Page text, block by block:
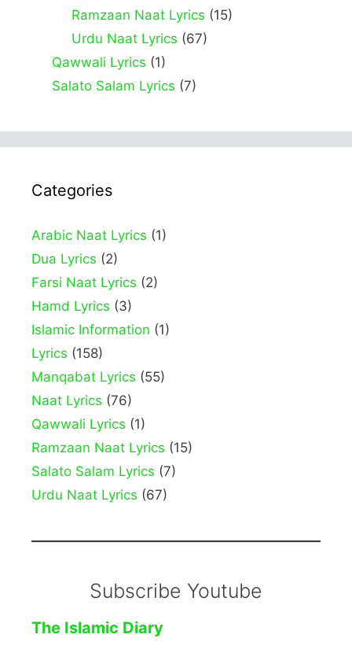
Ramzaan Naat Lyrics (15)
Urdu Naat Lyrics (67)
Qawwali Lyrics (1)
Salato Salam Lyrics (7)
Categories
Arabic Naat Lyrics (1)
Dua Lyrics (2)
Farsi Naat Lyrics (2)
Hamd Lyrics (3)
Islamic Information (1)
Lyrics (158)
Manqabat Lyrics (55)
Naat Lyrics (76)
Qawwali Lyrics (1)
Ramzaan Naat Lyrics (15)
Salato Salam Lyrics (7)
Urdu Naat Lyrics (67)
Subscribe Youtube
The Islamic Diary